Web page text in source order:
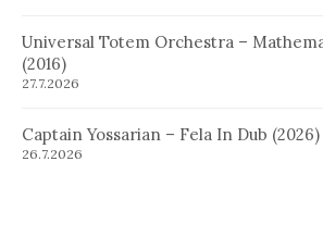
Universal Totem Orchestra –
(2016)
27.7.2026
Captain Yossarian – Fela In Dub (2026)
26.7.2026